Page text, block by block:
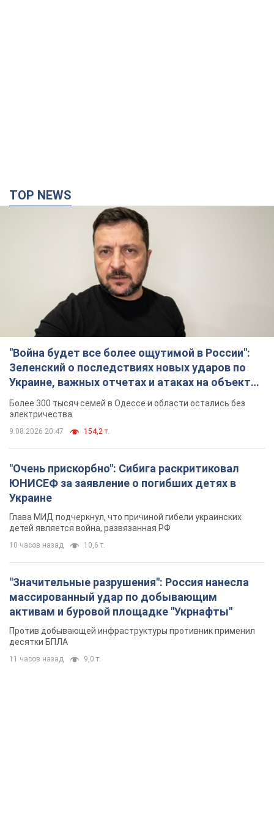
TOP NEWS
"Война будет все более ощутимой в России":
Зеленский о последствиях новых ударов по
Украине, важных отчетах и атаках на объекты
противника. Видео
Более 300 тысяч семей в Одессе и области остались без
электричества
9.08.2026 20:47 154,2 т.
"Очень прискорбно": Сибига раскритиковал
ЮНИСЕФ за заявление о погибших детях в
Украине
Глава МИД подчеркнул, что причиной гибели украинских
детей является война, развязанная РФ
10 часов назад 10,6 т.
"Значительные разрушения": Россия нанесла
массированный удар по добывающим
активам и буровой площадке "Укрнафты"
Против добывающей инфраструктуры противник применил
десятки БПЛА
11 часов назад 9,0 т.